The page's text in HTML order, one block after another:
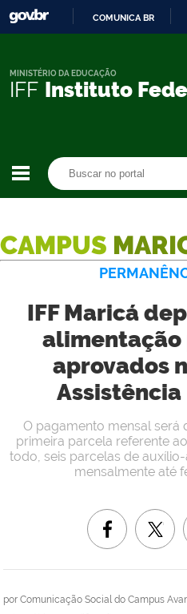
COMUNICA BR
IFF Instituto
MINISTÉRIO DA EDUCAÇÃO
CAMPUS
IFF Maricá
alimentação
aprovados
por Comunicação Social do Campus
O pagamento mensal será
primeira parcela referente
todo, seis parcelas de
mensalmente até